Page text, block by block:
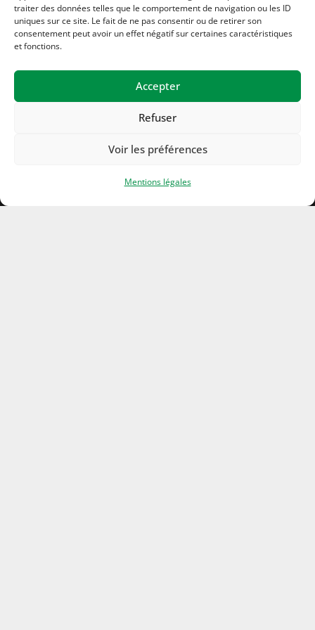
traiter des données telles que le comportement de navigation ou les ID
uniques sur ce site. Le fait de ne pas consentir ou de retirer son
consentement peut avoir un effet négatif sur certaines caractéristiques
et fonctions.
Accepter
Refuser
Voir les préférences
Mentions légales